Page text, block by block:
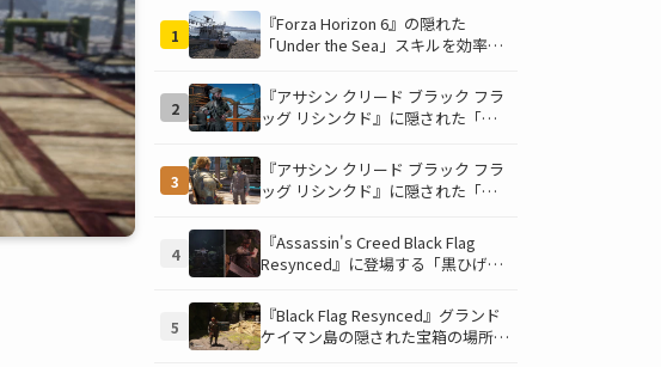
1
『Forza Horizon 6』の隠れた
「Under the Sea」スキルを効率的
の鍵は伊東の海藻養殖場にあり！
2
『アサシン クリード ブラック フラ
ッグ リシンクド』に隠された「黒
底洞窟の危険を乗り越え、伝説の報
酬を手に入れよう
3
『アサシン クリード ブラック フラ
ッグ リシンクド』に隠された「修
説！伝説のアイテムや新衣装を手に
入れるための「地図の断片」入手方
法と修復のコツを紹介！
4
『Assassin's Creed Black Flag
Resynced』に登場する「黒ひげの
説！隠された財宝を見つけよう！
5
『Black Flag Resynced』グランド
ケイマン島の隠された宝箱の場所を